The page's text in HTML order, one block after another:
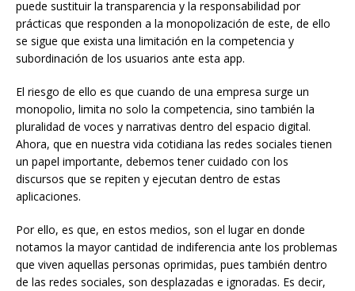
puede sustituir la transparencia y la responsabilidad por
prácticas que responden a la monopolización de este, de ello
se sigue que exista una limitación en la competencia y
subordinación de los usuarios ante esta app.
El riesgo de ello es que cuando de una empresa surge un
monopolio, limita no solo la competencia, sino también la
pluralidad de voces y narrativas dentro del espacio digital.
Ahora, que en nuestra vida cotidiana las redes sociales tienen
un papel importante, debemos tener cuidado con los
discursos que se repiten y ejecutan dentro de estas
aplicaciones.
Por ello, es que, en estos medios, son el lugar en donde
notamos la mayor cantidad de indiferencia ante los problemas
que viven aquellas personas oprimidas, pues también dentro
de las redes sociales, son desplazadas e ignoradas. Es decir,